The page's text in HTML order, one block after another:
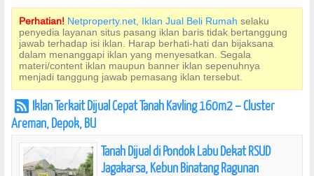
Perhatian! Netproperty.net, Iklan Jual Beli Rumah selaku
penyedia layanan situs pasang iklan baris tidak bertanggung
jawab terhadap isi iklan. Harap berhati-hati dan bijaksana
dalam menanggapi iklan yang menyesatkan. Segala
materi/content iklan maupun banner iklan sepenuhnya
menjadi tanggung jawab pemasang iklan tersebut.
r Iklan Terkait Dijual Cepat Tanah Kavling 160m2 – Cluster
Areman, Depok, BU
Tanah Dijual di Pondok Labu Dekat RSUD
Jagakarsa, Kebun Binatang Ragunan